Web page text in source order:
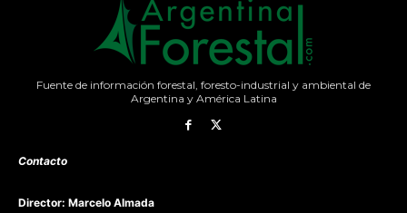
Fuente de información forestal, foresto-industrial y ambiental de
Argentina y América Latina
Contacto
Director: Marcelo Almada